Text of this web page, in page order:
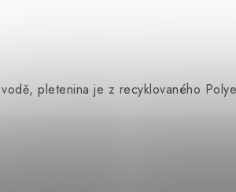
pletenina je z recyklovaného